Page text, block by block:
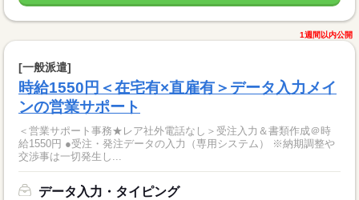
1週間以内公開
[一般派遣]
時給1550円＜在宅有×直雇有＞データ入力メイ
ンの営業サポート
＜営業サポート事務★レア社外電話なし＞受注入力＆書類作成＠時
給1550円 ●受注・発注データの入力（専用システム） ※納期調整や
交渉事は一切発生し...
データ入力・タイピング